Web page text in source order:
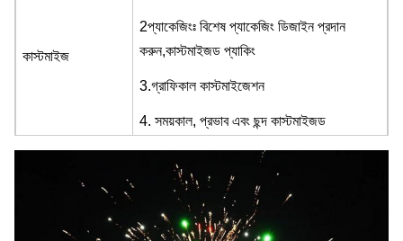
কাস্টমাইজ
2প্যাকেজিংঃ বিশেষ প্যাকেজিং ডিজাইন প্রদান
করুন,কাস্টমাইজড প্যাকিং
3.গ্রাফিকাল কাস্টমাইজেশন
4. সময়কাল, প্রভাব এবং ছন্দ কাস্টমাইজড
আপনার প্রয়োজন এবং QTY উপর নির্ভর করে
উদযাপন, উৎসব, বিবাহ, জন্মদিন